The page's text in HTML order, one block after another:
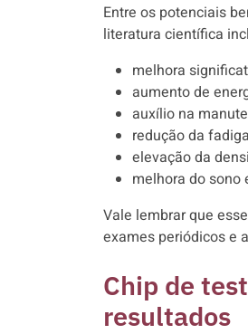
Entre os potenciais
literatura científica
melhora
aumento de
auxílio na
redução da
elevação da
melhora do sono
Vale lembrar que
exames periódicos e
Chip de
resultados